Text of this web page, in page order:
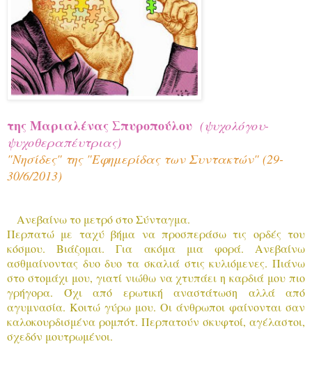
της Μαριαλένας Σπυροπούλου (ψυχολόγου-
ψυχοθεραπέυτριας)
"Νησίδες" της "Εφημερίδας των Συντακτών" (29-
30/6/2013)
Ανεβαίνω το μετρό στο Σύνταγμα.
Περπατώ με ταχύ βήμα να προσπεράσω τις ορδές του
κόσμου. Βιάζομαι. Για ακόμα μια φορά. Ανεβαίνω
ασθμαίνοντας δυο δυο τα σκαλιά στις κυλιόμενες. Πιάνω
στο στομάχι μου, γιατί νιώθω να χτυπάει η καρδιά μου πιο
γρήγορα. Όχι από ερωτική αναστάτωση αλλά από
αγυμνασία. Κοιτώ γύρω μου. Οι άνθρωποι φαίνονται σαν
καλοκουρδισμένα ρομπότ. Περπατούν σκυφτοί, αγέλαστοι,
σχεδόν μουτρωμένοι.